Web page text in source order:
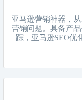
亚马逊营销神器，
营销问题。具备产
踪，亚马逊SEO优